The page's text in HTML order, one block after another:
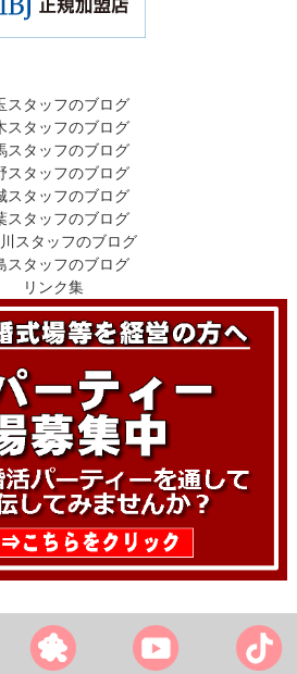
スタッフのブログ
スタッフのブログ
スタッフのブログ
スタッフのブログ
スタッフのブログ
スタッフのブログ
スタッフのブログ
スタッフのブログ
リンク集